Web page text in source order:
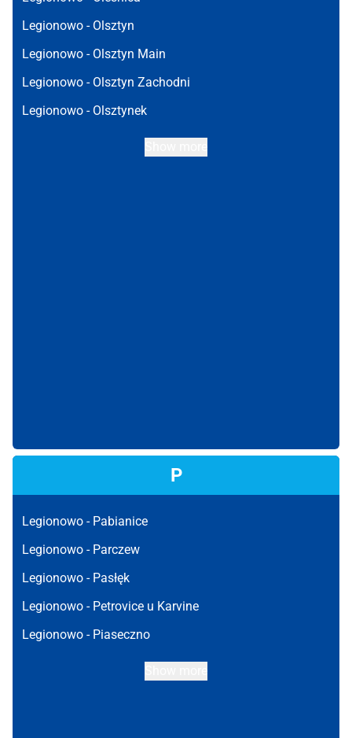
Legionowo - Olsztyn
Legionowo - Olsztyn Main
Legionowo - Olsztyn Zachodni
Legionowo - Olsztynek
P
Legionowo - Pabianice
Legionowo - Parczew
Legionowo - Pasłęk
Legionowo - Petrovice u Karvine
Legionowo - Piaseczno